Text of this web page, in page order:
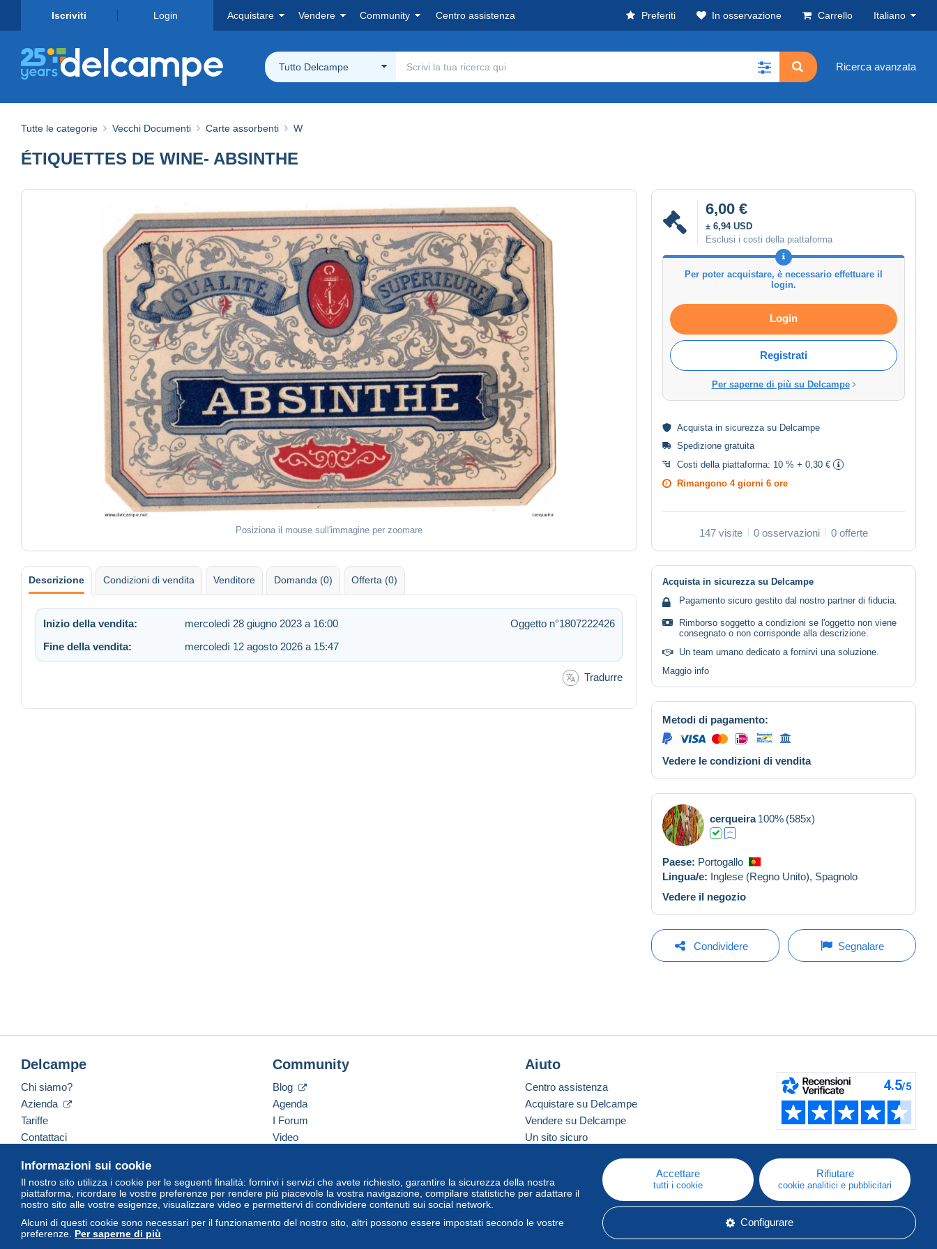
Iscriviti Login Acquistare Vendere Community Centro assistenza Preferiti In osservazione Carrello Italiano
Tutto Delcampe Ricerca avanzata
Tutte le categorie Vecchi Documenti Carte assorbenti W
ÉTIQUETTES DE WINE- ABSINTHE
Posiziona il mouse sull'immagine per zoomare
6,00 €
± 6,94 USD
Esclusi i costi della piattaforma
Per poter acquistare, è necessario effettuare il
login.
Login
Registrati
Per saperne di più su Delcampe
Acquista in sicurezza su Delcampe
Spedizione gratuita
Costi della piattaforma: 10 % + 0,30 €
Rimangono 4 giorni 6 ore
147 visite 0 osservazioni 0 offerte
Descrizione Condizioni di vendita Venditore Domanda (0) Offerta (0)
Inizio della vendita: mercoledì 28 giugno 2023 a 16:00
Oggetto n°1807222426
Fine della vendita:
mercoledì 12 agosto 2026 a 15:47
Tradurre
Acquista in sicurezza su Delcampe
Pagamento sicuro gestito dal nostro partner di fiducia.
Rimborso soggetto a condizioni se l'oggetto non viene
consegnato o non corrisponde alla descrizione.
Un team umano dedicato a fornirvi una soluzione.
Maggio info
Metodi di pagamento:
Vedere le condizioni di vendita
cerqueira 100% (585x)
Paese: Portogallo
Lingua/e: Inglese (Regno Unito), Spagnolo
Vedere il negozio
Condividere Segnalare
Informazioni sui cookie
Il nostro sito utilizza i cookie per le seguenti finalità: fornirvi i servizi che avete richiesto, garantire la sicurezza della nostra
piattaforma, ricordare le vostre preferenze per rendere più piacevole la vostra navigazione, compilare statistiche per adattare il
nostro sito alle vostre esigenze, visualizzare video e permettervi di condividere contenuti sui social network.
Alcuni di questi cookie sono necessari per il funzionamento del nostro sito, altri possono essere impostati secondo le vostre
preferenze. Per saperne di più
Accettare
tutti i cookie
Rifiutare
cookie analitici e pubblicitari
Configurare
Delcampe
Chi siamo?
Azienda
Tariffe
Contattaci
Community
Blog
Agenda
I Forum
Video
Aiuto
Centro assistenza
Acquistare su Delcampe
Vendere su Delcampe
Un sito sicuro
Italiano USD America/Indiana/Vevay Versione standard
© Delcampe International Srl. Tutti i diritti riservati.